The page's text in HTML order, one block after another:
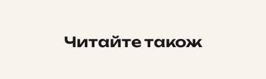
Читайте також